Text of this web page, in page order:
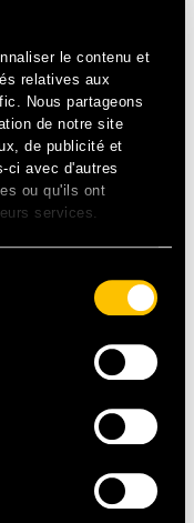
le contenu et
relatives aux
Nous partageons
de notre site
de publicité et
ci avec d'autres
ou qu'ils ont
services.
le digger de house
à transformer
New Yorkais !
de la sélection,
sans retenue sur
ultra-festifs : let’s
vient faire
fait découvrir la
une génération et
qu’à suivre ses
de rythme
capverdienne au